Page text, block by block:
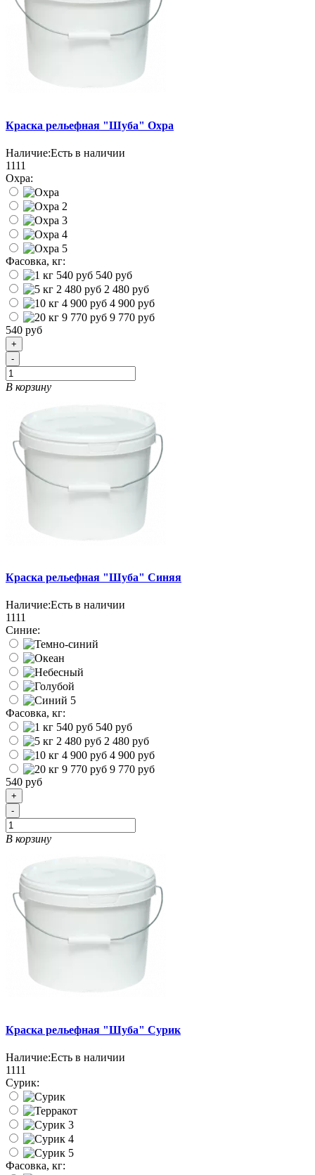
Краска рельефная "Шуба" Охра
Наличие:Есть в наличии
1111
Охра:
Фасовка, кг:
540 руб
2 480 руб
4 900 руб
9 770 руб
540 руб
+
-
В корзину
Краска рельефная "Шуба" Синяя
Наличие:Есть в наличии
1111
Синие:
Фасовка, кг:
540 руб
2 480 руб
4 900 руб
9 770 руб
540 руб
+
-
В корзину
Краска рельефная "Шуба" Сурик
Наличие:Есть в наличии
1111
Сурик:
Фасовка, кг: